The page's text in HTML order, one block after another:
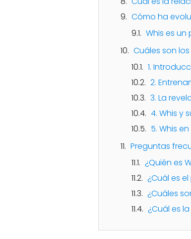
Cómo ha
Whis es
Cuáles son
1.
2.
3. La
4. Whis y
5. Whis
Preguntas
¿Quién es
¿Cuál es
¿Cuáles
¿Cuál es